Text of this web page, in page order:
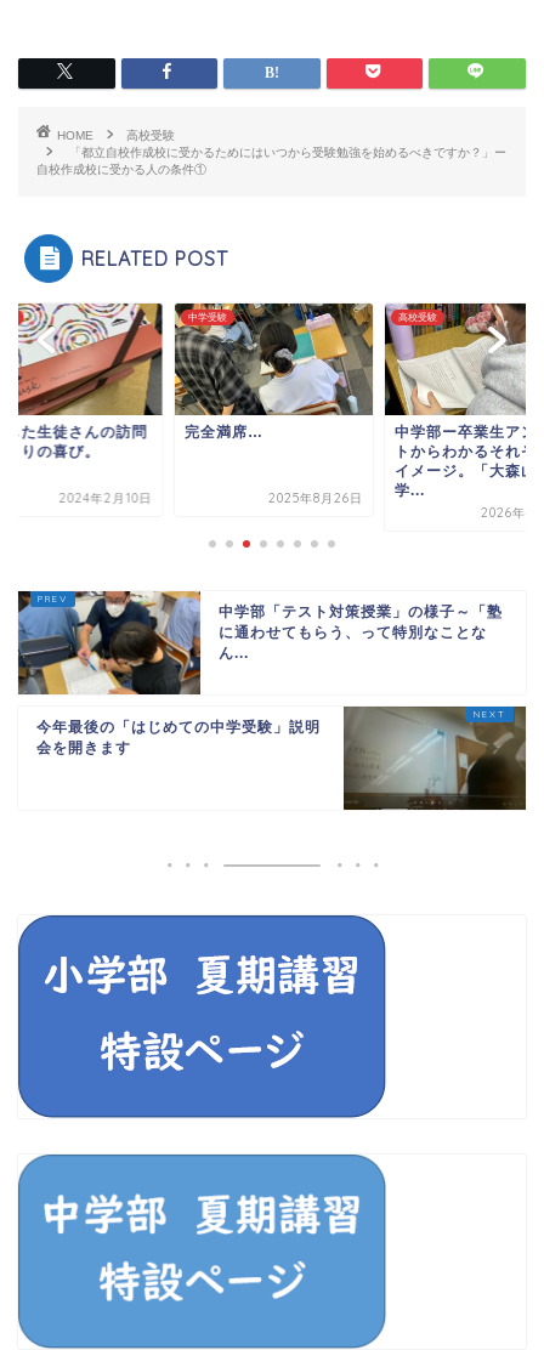
HOME
高校受験
「都立自校作成校に受かるためにはいつから受験勉強を始めるべきですか？」ー
自校作成校に受かる人の条件①
RELATED POST
した生徒さんの訪問
よりの喜び。
2024年2月10日
中学受験
完全満席…
2025年8月26日
高校受験
中学部ー卒業生アン
トからわかるそれぞ
イメージ。「大森山
学...
2026年4
中学部「テスト対策授業」の様子～「塾
に通わせてもらう、って特別なことな
ん...
今年最後の「はじめての中学受験」説明
会を開きます